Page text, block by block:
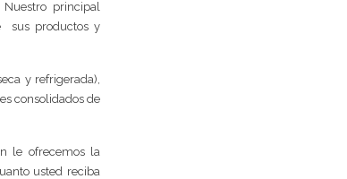
principal
sus productos y
y refrigerada),
consolidados de
le ofrecemos la
usted reciba